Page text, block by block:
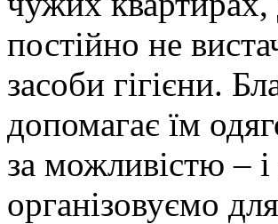
постійно не
засоби гігієни.
допомагає їм
за можливістю –
організовуємо